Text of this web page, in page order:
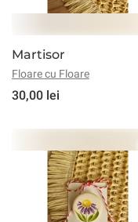
Martisor
Floare cu Floare
30,00 lei